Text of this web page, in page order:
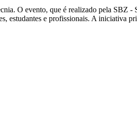
O evento, que é realizado pela SBZ -
estudantes e profissionais. A iniciativa